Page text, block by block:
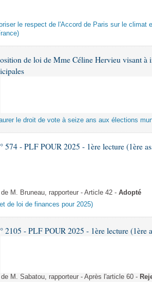
des lois
des lois
sociale
débats
publics
le respect de l'Accord de Paris sur le climat
de loi de Mme Céline Hervieu visant à
le droit de vote à seize ans aux élections
574 - PLF POUR 2025 - 1ère lecture (1ère
M. Bruneau, rapporteur - Article 42 - Adopté
de loi de finances pour 2025)
2105 - PLF POUR 2025 - 1ère lecture (1ère
M. Sabatou, rapporteur - Après l'article 60 -